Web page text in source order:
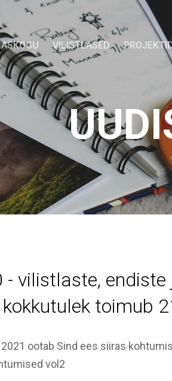
VILISTLASED
- vilistlaste,
kokkutulek toimub
ootab Sind ees siiras
vol2